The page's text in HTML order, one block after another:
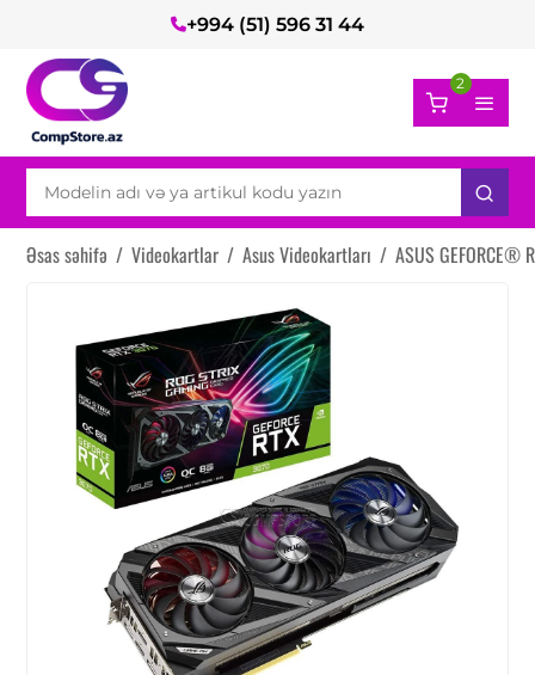
+994 (51) 596 31 44
2
Əsas səhifə / Videokartlar / Asus Videokartları / ASUS GEFORCE®